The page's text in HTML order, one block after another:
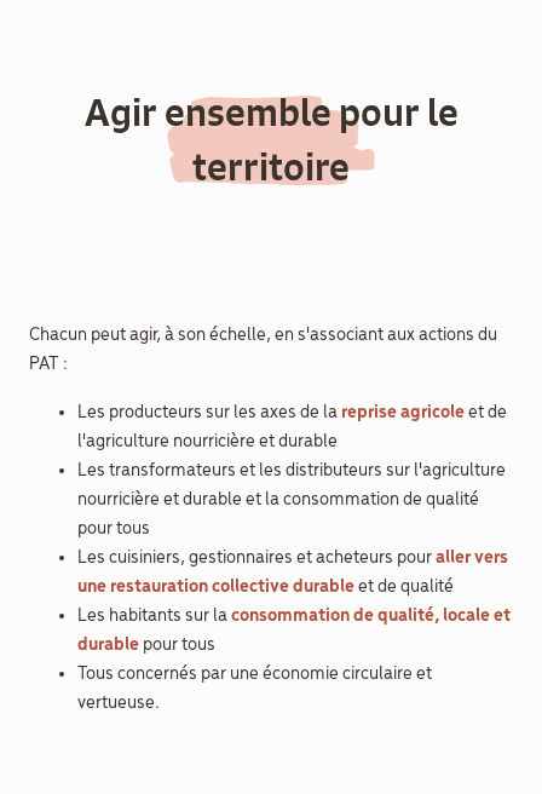
Agir ensemble pour le
territoire
Chacun peut agir, à son échelle, en s'associant aux actions du
PAT :
Les producteurs sur les axes de la reprise agricoleet de
l'agriculture nourricière et durable
Les transformateurs et les distributeurs sur l'agriculture
nourricière et durable et la consommation de qualité
pour tous
Les cuisiniers, gestionnaires et acheteurs pouraller vers
une restauration collective durableet de qualité
Les habitants sur laconsommation de qualité, locale et
durable pour tous
Tous concernés par une économie circulaire et
vertueuse.